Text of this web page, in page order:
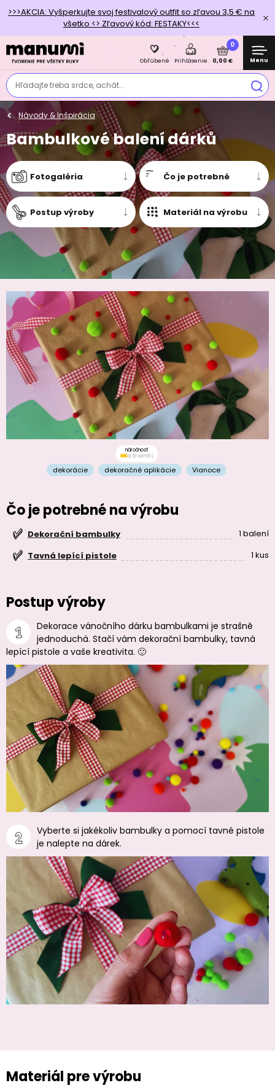
>>>AKCIA: Vyšperkujte svoj festivalový outfit so zľavou 3,5 € na
všetko <> Zľavový kód: FESTAKY<<<
Hľadajte treba srdce, achát...
Obľúbené Prihlásenie
0
0,00 € Menu
Návody & Inšpirácia
Bambulkové balení dárků
Fotogaléria Čo je potrebné
Postup výroby Materiál na výrobu
náročnosť
dekorácie dekoračné aplikácie Vianoce
Čo je potrebné na výrobu
Dekorační bambulky
1 balení
Tavná lepící pistole
1 kus
Postup výroby
Dekorace vánočního dárku bambulkami je strašně
jednoduchá. Stačí vám dekorační bambulky, tavná
lepící pistole a vaše kreativita. 🙂
Vyberte si jakékoliv bambulky a pomocí tavné pistole
je nalepte na dárek.
Materiál pre výrobu